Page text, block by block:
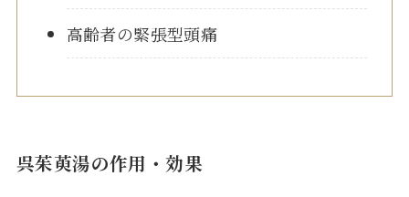
高齢者の緊張型頭痛
呉茱萸湯の作用・効果